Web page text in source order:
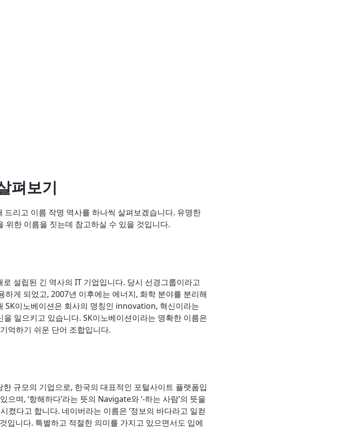
펴보기
리고 이름 작명 역사를 하나씩 살펴보겠습니다. 유명한
위한 이름을 짓는데 참고하실 수 있을 것입니다.
설립된 긴 역사의 IT 기업입니다. 당시 선경그룹이라고
하게 되었고, 2007년 이후에는 에너지, 화학 분야를 분리해
SK이노베이션은 회사의 명칭인 innovation, 혁신이라는
일으키고 있습니다. SK이노베이션이라는 명확한 이름은
억하기 쉬운 단어 조합입니다.
규모의 기업으로, 한국의 대표적인 포털사이트 플랫폼입
며, ‘항해하다’라는 뜻의 Navigate와 ‘-하는 사람’의 뜻을
켰다고 합니다. 네이버라는 이름은 ‘정보의 바다라고 일컫
입니다. 특별하고 적절한 의미를 가지고 있으면서도 입에